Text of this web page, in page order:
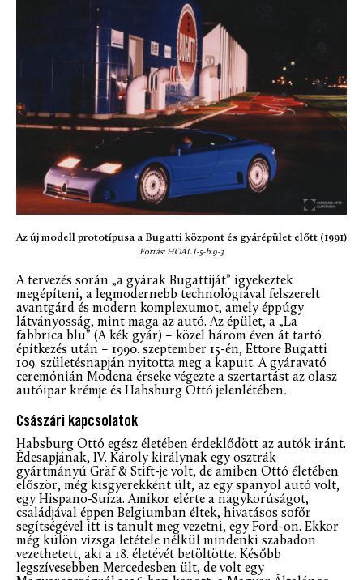
Az új modell prototípusa a Bugatti központ és gyárépület előtt (1991)
Forrás: HOAL I-5-b 9-3
A tervezés során „a gyárak Bugattiját” igyekeztek
megépíteni, a legmodernebb technológiával felszerelt
avantgárd és modern komplexumot, amely éppúgy
látványosság, mint maga az autó. Az épület, a „La
fabbrica blu” (A kék gyár) – közel három éven át tartó
építkezés után – 1990. szeptember 15-én, Ettore Bugatti
109. születésnapján nyitotta meg a kapuit. A gyáravató
ceremónián Modena érseke végezte a szertartást az olasz
autóipar krémje és Habsburg Ottó jelenlétében.
Császári kapcsolatok
Habsburg Ottó egész életében érdeklődött az autók iránt.
Édesapjának, IV. Károly királynak egy osztrák
gyártmányú Gräf & Stift-je volt, de amiben Ottó életében
először, még kisgyerekként ült, az egy spanyol autó volt,
egy Hispano-Suiza. Amikor elérte a nagykorúságot,
családjával éppen Belgiumban éltek, hivatásos sofőr
segítségével itt is tanult meg vezetni, egy Ford-on. Ekkor
még külön vizsga letétele nélkül mindenki szabadon
vezethetett, aki a 18. életévét betöltötte. Később
legszívesebben Mercedesben ült, de volt egy